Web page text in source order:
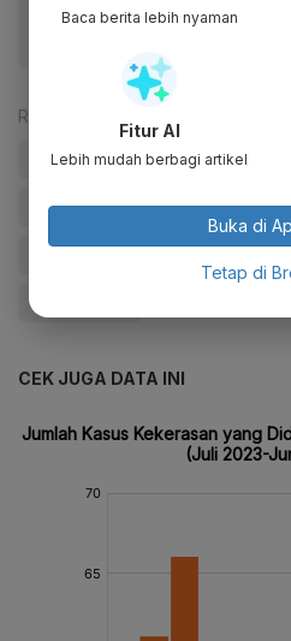
Reporter:
#Ade Armando #Moeldoko
#Sidang Tahunan MPR/DPR/DPD
#Update Me
CEK JUGA DATA INI
Baca berita lebih nyaman
Fitur AI
Lebih mudah berbagi artikel
Buka di
Tetap di